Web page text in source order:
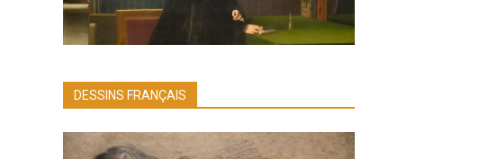
DESSINS FRANÇAIS